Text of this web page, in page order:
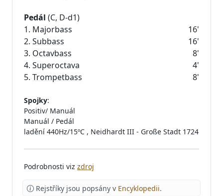
Pedál (C, D-d1)
1. Majorbass
16'
2. Subbass
16'
3. Octavbass
8'
4. Superoctava
4'
5. Trompetbass 8'
Spojky:
Positiv/ Manuál
Manuál / Pedál
ladění 440Hz/15ºC , Neidhardt III - Große Stadt 1724
Podrobnosti viz zdroj
Rejstříky jsou popsány v Encyklopedii.